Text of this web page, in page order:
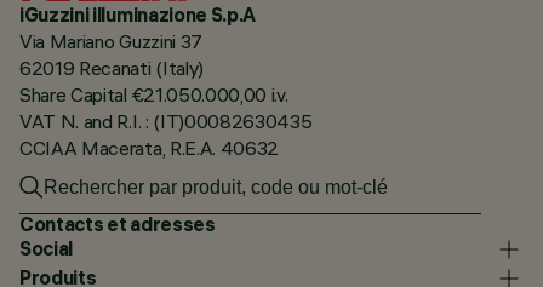
iGuzzini illuminazione S.p.A
Via Mariano Guzzini 37
62019 Recanati (Italy)
Share Capital €21.050.000,00 i.v.
VAT N. and R.I. : (IT)00082630435
CCIAA Macerata, R.E.A. 40632
Contacts et adresses
Social
Produits